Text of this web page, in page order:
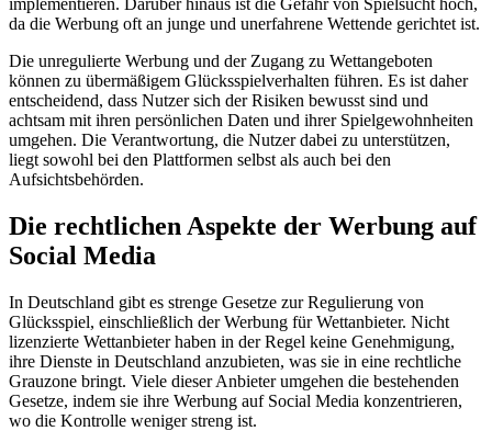
da die Werbung oft an junge und unerfahrene Wettende gerichtet ist.
Die unregulierte Werbung und der Zugang zu Wettangeboten
können zu übermäßigem Glücksspielverhalten führen. Es ist daher
entscheidend, dass Nutzer sich der Risiken bewusst sind und
achtsam mit ihren persönlichen Daten und ihrer Spielgewohnheiten
umgehen. Die Verantwortung, die Nutzer dabei zu unterstützen,
liegt sowohl bei den Plattformen selbst als auch bei den
Aufsichtsbehörden.
Die rechtlichen Aspekte der Werbung auf
Social Media
In Deutschland gibt es strenge Gesetze zur Regulierung von
Glücksspiel, einschließlich der Werbung für Wettanbieter. Nicht
lizenzierte Wettanbieter haben in der Regel keine Genehmigung,
ihre Dienste in Deutschland anzubieten, was sie in eine rechtliche
Grauzone bringt. Viele dieser Anbieter umgehen die bestehenden
Gesetze, indem sie ihre Werbung auf Social Media konzentrieren,
wo die Kontrolle weniger streng ist.